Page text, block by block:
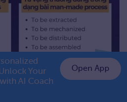
dạng bài natural process và man-made
process
1 năm chỉ 799K
Your
AI Coach
Open App